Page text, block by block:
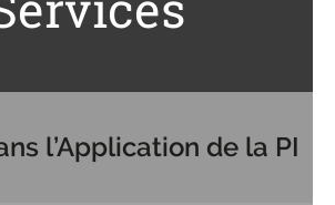
l’Application de la PI